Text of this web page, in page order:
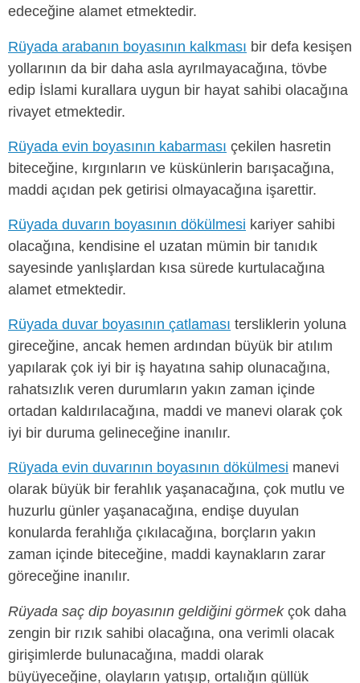
edeceğine alamet etmektedir.
Rüyada arabanın boyasının kalkması bir defa kesişen
yollarının da bir daha asla ayrılmayacağına, tövbe
edip İslami kurallara uygun bir hayat sahibi olacağına
rivayet etmektedir.
Rüyada evin boyasının kabarması çekilen hasretin
biteceğine, kırgınların ve küskünlerin barışacağına,
maddi açıdan pek getirisi olmayacağına işarettir.
Rüyada duvarın boyasının dökülmesi kariyer sahibi
olacağına, kendisine el uzatan mümin bir tanıdık
sayesinde yanlışlardan kısa sürede kurtulacağına
alamet etmektedir.
Rüyada duvar boyasının çatlaması tersliklerin yoluna
gireceğine, ancak hemen ardından büyük bir atılım
yapılarak çok iyi bir iş hayatına sahip olunacağına,
rahatsızlık veren durumların yakın zaman içinde
ortadan kaldırılacağına, maddi ve manevi olarak çok
iyi bir duruma gelineceğine inanılır.
Rüyada evin duvarının boyasının dökülmesi manevi
olarak büyük bir ferahlık yaşanacağına, çok mutlu ve
huzurlu günler yaşanacağına, endişe duyulan
konularda ferahlığa çıkılacağına, borçların yakın
zaman içinde biteceğine, maddi kaynakların zarar
göreceğine inanılır.
Rüyada saç dip boyasının geldiğini görmekçok daha
zengin bir rızık sahibi olacağına, ona verimli olacak
girişimlerde bulunacağına, maddi olarak
büyüyeceğine, olayların yatışıp, ortalığın güllük